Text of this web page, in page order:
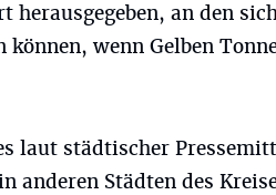
herausgegeben, an den
wenn Gelben
laut städtischer
anderen Städten des